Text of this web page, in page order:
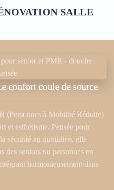
confort coule de source
(Personnes à Mobilité Réduite)
et esthétisme. Pensée pour
sécurité au quotidien, elle
des seniors ou personnes en
harmonieusement dans